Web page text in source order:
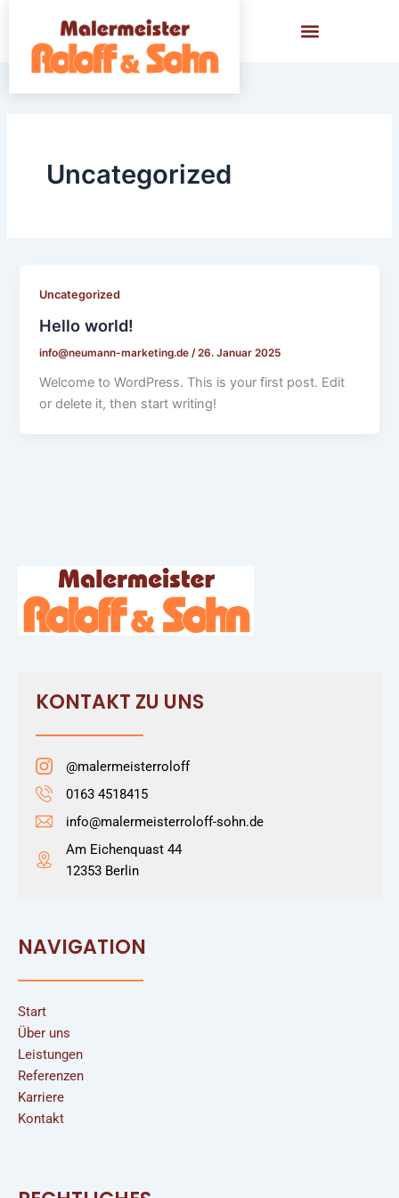
springen
Uncategorized
Uncategorized
Hello world!
info@neumann-marketing.de/26. Januar 2025
Welcome to WordPress. This is your first post. Edit
or delete it, then start writing!
KONTAKT ZU UNS
@malermeisterroloff
0163 4518415
info@malermeisterroloff-sohn.de
Am Eichenquast 44
12353 Berlin
NAVIGATION
Start
Über uns
Leistungen
Referenzen
Karriere
Kontakt